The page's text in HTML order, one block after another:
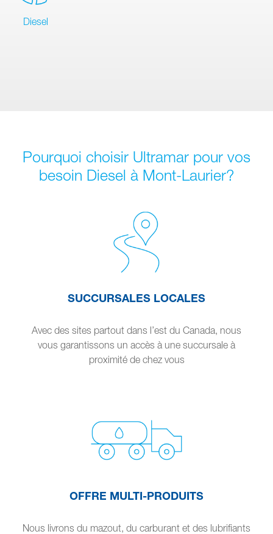
Diesel
Pourquoi choisir Ultramar pour vos
besoin Diesel à Mont-Laurier?
SUCCURSALES LOCALES
Avec des sites partout dans l’est du Canada, nous
vous garantissons un accès à une succursale à
proximité de chez vous
OFFRE MULTI-PRODUITS
Nous livrons du mazout, du carburant et des lubrifiants